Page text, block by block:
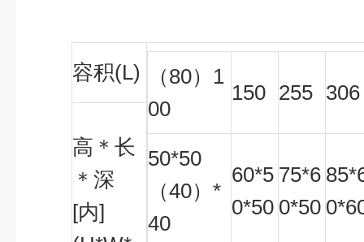
容积(L)
（80）1
00
150 255 306
50*50
（40）*
40
60*5
0*50
75*6
0*50
高＊长
＊深
[内]